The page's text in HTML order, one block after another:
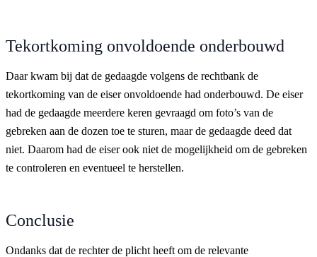
Tekortkoming onvoldoende onderbouwd
Daar kwam bij dat de gedaagde volgens de rechtbank de
tekortkoming van de eiser onvoldoende had onderbouwd. De eiser
had de gedaagde meerdere keren gevraagd om foto’s van de
gebreken aan de dozen toe te sturen, maar de gedaagde deed dat
niet. Daarom had de eiser ook niet de mogelijkheid om de gebreken
te controleren en eventueel te herstellen.
Conclusie
Ondanks dat de rechter de plicht heeft om de relevante